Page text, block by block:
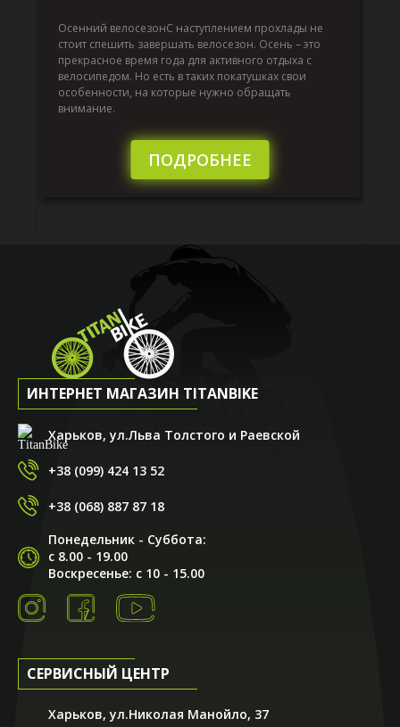
Осенний велосезонС наступлением прохлады не
стоит спешить завершать велосезон. Осень – это
прекрасное время года для активного отдыха с
велосипедом. Но есть в таких покатушках свои
особенности, на которые нужно обращать
внимание.
ПОДРОБНЕЕ
ИНТЕРНЕТ МАГАЗИН TITANBIKE
Харьков, ул.Льва Толстого и Раевской
+38 (099) 424 13 52
+38 (068) 887 87 18
Понедельник - Суббота:
с 8.00 - 19.00
Воскресенье: с 10 - 15.00
СЕРВИСНЫЙ ЦЕНТР
Харьков, ул.Николая Манойло, 37